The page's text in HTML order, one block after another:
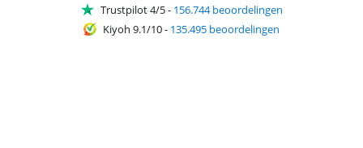
Trustpilot 4/5- 156.744 beoordelingen
Kiyoh 9.1/10- 135.495 beoordelingen